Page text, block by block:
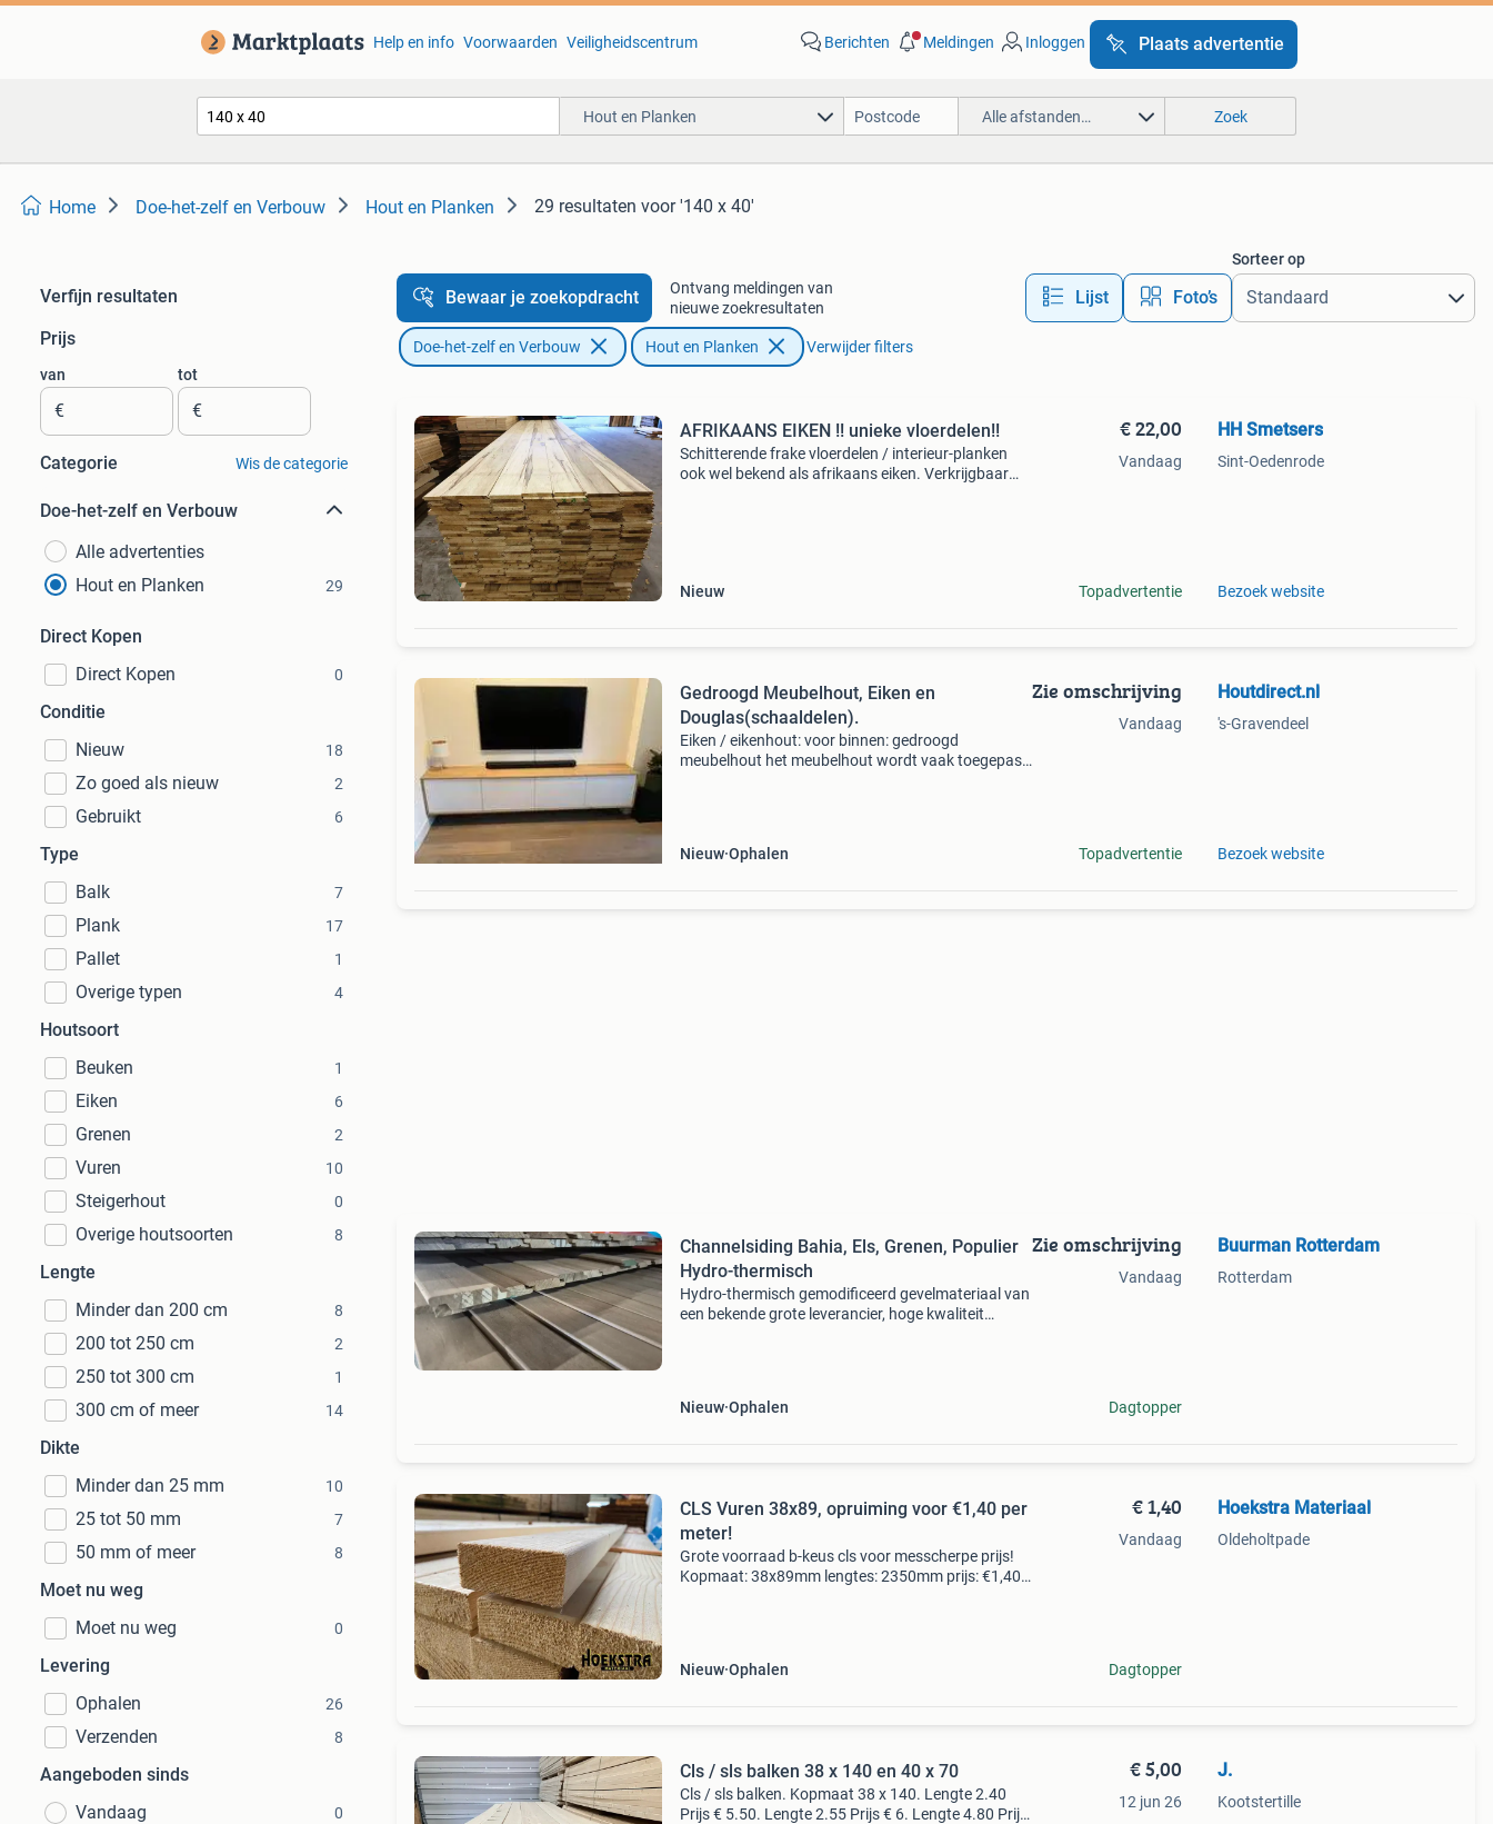
Help en info Voorwaarden Veiligheidscentrum Berichten Meldingen Inloggen Plaats advertentie
Hout en Planken Alle afstanden… Zoek
Home Doe-het-zelf en Verbouw Hout en Planken 29 resultaten voor '140 x 40'
Verfijn resultaten
Prijs
van
€
tot
€
Categorie Wis de categorie
Doe-het-zelf en Verbouw
Alle advertenties
Hout en Planken
29
Direct Kopen
Direct Kopen
0
Conditie
Nieuw
18
Zo goed als nieuw 2
Gebruikt 6
Type
Balk
7
Plank 17
Pallet 1
Overige typen 4
Houtsoort
Beuken
1
Eiken 6
Grenen 2
Vuren 10
Steigerhout 0
Overige houtsoorten 8
Lengte
Minder dan 200 cm
8
200 tot 250 cm 2
250 tot 300 cm 1
300 cm of meer 14
Dikte
Minder dan 25 mm
10
25 tot 50 mm 7
50 mm of meer 8
Moet nu weg
Moet nu weg
0
Levering
Ophalen
26
Verzenden 8
Aangeboden sinds
Vandaag
0
Bewaar je zoekopdracht
Ontvang meldingen van
nieuwe zoekresultaten
Lijst Foto’s
Sorteer op
Doe-het-zelf en Verbouw Hout en Planken Verwijder filters
AFRIKAANS EIKEN !! unieke vloerdelen!!
Schitterende frake vloerdelen / interieur-planken
ook wel bekend als afrikaans eiken. Verkrijgbaar
Nieuw
€ 22,00
Vandaag
Topadvertentie
HH Smetsers
Sint-Oedenrode
Bezoek website
Gedroogd Meubelhout, Eiken en
Douglas(schaaldelen).
Eiken / eikenhout: voor binnen: gedroogd
meubelhout het meubelhout wordt vaak toegepast
Nieuw Ophalen
Zie omschrijving
Vandaag
Topadvertentie
Houtdirect.nl
's-Gravendeel
Bezoek website
Channelsiding Bahia, Els, Grenen, Populier
Hydro-thermisch
Hydro-thermisch gemodificeerd gevelmateriaal van
een bekende grote leverancier, hoge kwaliteit
Nieuw Ophalen
Zie omschrijving
Vandaag
Dagtopper
Buurman Rotterdam
Rotterdam
CLS Vuren 38x89, opruiming voor €1,40 per
meter!
Grote voorraad b-keus cls voor messcherpe prijs!
Kopmaat: 38x89mm lengtes: 2350mm prijs: €1,40
Nieuw Ophalen
€ 1,40
Vandaag
Dagtopper
Hoekstra Materiaal
Oldeholtpade
Cls / sls balken 38 x 140 en 40 x 70
Cls / sls balken. Kopmaat 38 x 140. Lengte 2.40
Prijs € 5.50. Lengte 2.55 Prijs € 6. Lengte 4.80 Prijs
€ 5,00
12 jun 26
J.
Kootstertille